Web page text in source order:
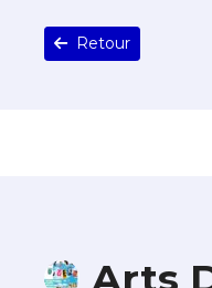
Retour
Arts